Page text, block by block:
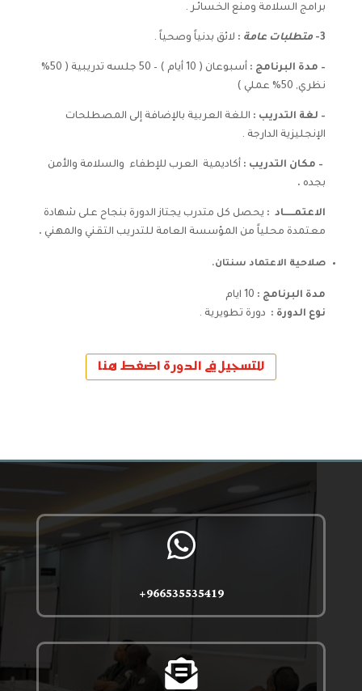
برامج السلامة ومنع الخسائـر .
3- متطلبات عامة : لائق بدنياً وصحياً .
– مدة البرنامج :
أسبوعان ( 10 أيام ) – 50 جلسه تدريبية ( 50%
نظري, 50% عملي )
– لغة التدريب : اللغة العربية بالإضافة إلى المصطلحات
الإنجليزية الدارجة .
– مكان التدريب : أكاديمية العرب للإطفاء والسلامة والأمن
بجده .
الاعتمــــــاد: يحصل كل متدرب يجتاز الدورة بنجاح على شهادة
معتمدة محلياً من المؤسسة العامة للتدريب التقني والمهني .
صلاحية الاعتماد سنتان.
مدة البرنامج : 10 ايام
نوع الدورة : دورة تطويرية .
للتسجيل في الدورة اضغط هنا

966535535419+
